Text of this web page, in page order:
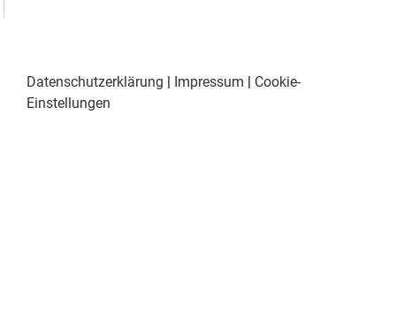
Datenschutzerklärung Impressum
Cookie-
Einstellungen